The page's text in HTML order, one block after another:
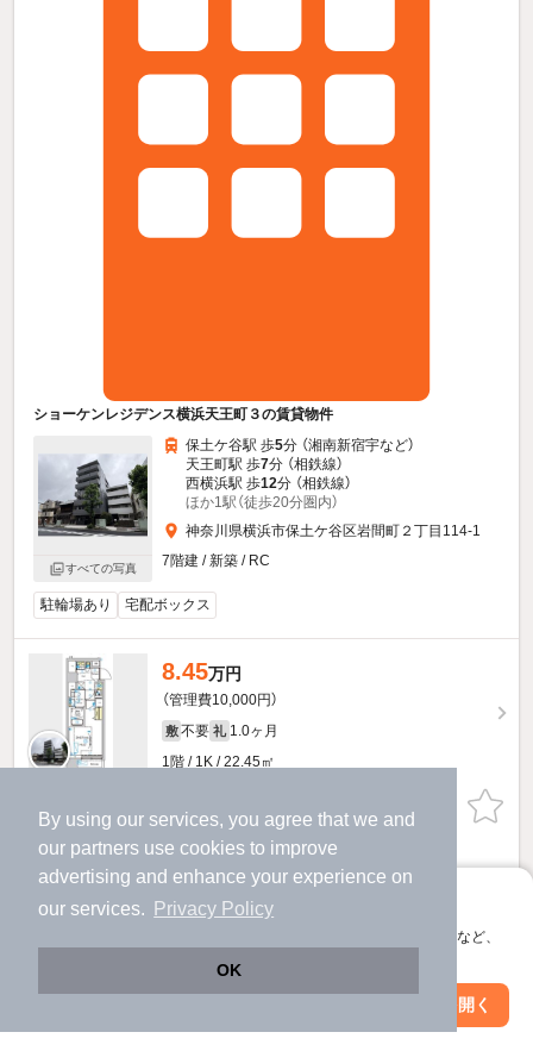
By using our services, you agree that we and
our partners use cookies to improve
advertising and enhance your experience on
our services.
Privacy Policy
OK
アプリに切り替えて、サクサクお部屋探し
会員登録なしですぐ使える。マップ検索やお気に入り保存など、
アプリを開く
ショーケンレジデンス横浜天王町３の賃貸物件
すべての写真
保土ケ谷駅 歩5分 （湘南新宿宇など）
天王町駅 歩7分 （相鉄線）
西横浜駅 歩12分 （相鉄線）
ほか1駅（徒歩20分圏内）
神奈川県横浜市保土ケ谷区岩間町２丁目114-1
7階建 / 新築 / RC
駐輪場あり 宅配ボックス
8.45万円
（管理費10,000円）
敷 不要 礼 1.0ヶ月
1階 / 1K / 22.45㎡
物件詳細を見る
ほか提供
8.3万円
（管理費10,000円）
礼 1.0ヶ月
絞り込み条件を変更